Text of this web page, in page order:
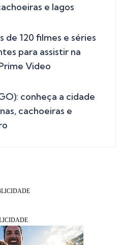
e lagos
de 120 filmes e séries
para assistir na
Video
conheça a cidade
cachoeiras e